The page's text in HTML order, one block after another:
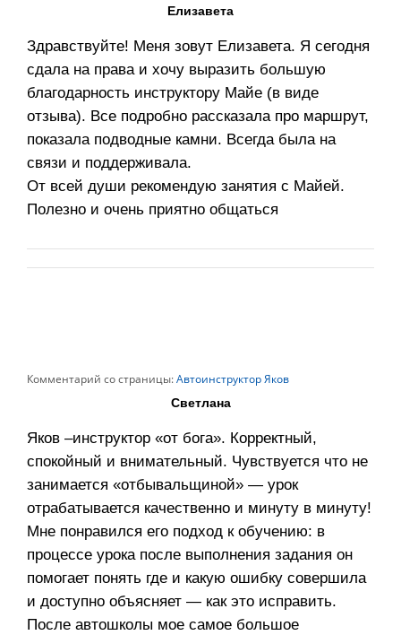
Елизавета
Здравствуйте! Меня зовут Елизавета. Я сегодня
сдала на права и хочу выразить большую
благодарность инструктору Майе (в виде
отзыва). Все подробно рассказала про маршрут,
показала подводные камни. Всегда была на
связи и поддерживала.
От всей души рекомендую занятия с Майей.
Полезно и очень приятно общаться
Комментарий со страницы:Автоинструктор Яков
Светлана
Яков –инструктор «от бога». Корректный,
спокойный и внимательный. Чувствуется что не
занимается «отбывальщиной» — урок
отрабатывается качественно и минуту в минуту!
Мне понравился его подход к обучению: в
процессе урока после выполнения задания он
помогает понять где и какую ошибку совершила
и доступно объясняет — как это исправить.
После автошколы мое самое большое